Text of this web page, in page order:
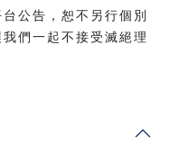
公告，恕不另行個別
們一起不接受滅絕理